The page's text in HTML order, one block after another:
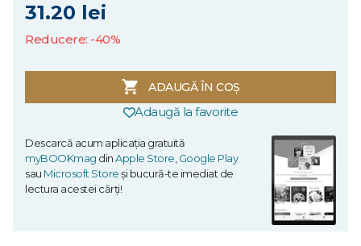
31.20 lei
Reducere: -40%
ADAUGĂ ÎN COȘ
Adaugă la favorite
Descarcă acum aplicația gratuită
myBOOKmag dinApple Store,Google Play
sau Microsoft Storeși bucură-te imediat de
lectura acestei cărți!